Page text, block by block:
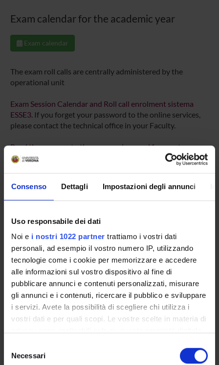
Consenso Dettagli Impostazioni degli annunci
Uso responsabile dei dati
Noi e i nostri 1022 partner trattiamo i vostri dati
personali, ad esempio il vostro numero IP, utilizzando
tecnologie come i cookie per memorizzare e accedere
alle informazioni sul vostro dispositivo al fine di
pubblicare annunci e contenuti personalizzati, misurare
gli annunci e i contenuti, ricercare il pubblico e sviluppare
i servizi. Avete la possibilità di scegliere chi utilizza i
vostri dati e per quali scopi. Le vostre scelte in materia di
modificare o revocare il proprio consenso in qualsiasi
delNecessari
Exam calendar for the academic year
Exam calendar
The exam roll calls are centrally administered by the
operational unit
Exam Session Calendar and Roll call enrolment sistema
ESSE3. If you forget your password to the online services,
please contact the technical office in your Faculty.
Read the answers to the more serious and frequent
questions - F.A.Q. Examination enrolment
Enrolment Policy
Courses
Academic Calendar
Lesson timetable
Exam calendar
Notices
Governing bodies
STUDYING